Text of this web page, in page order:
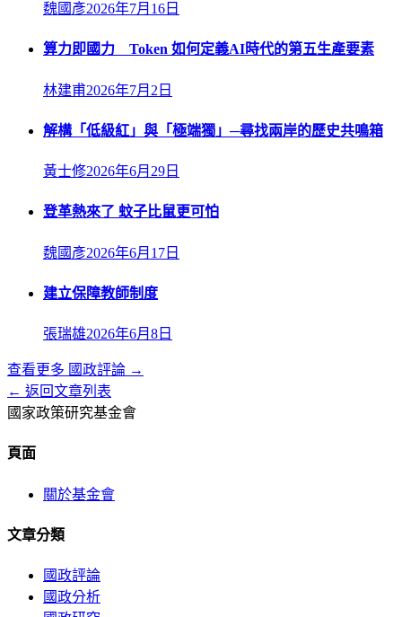
魏國彥2026年7月16日
算力即國力 Token 如何定義AI時代的第五生產要素
林建甫2026年7月2日
解構「低級紅」與「極端獨」─尋找兩岸的歷史共鳴箱
黃士修2026年6月29日
登革熱來了 蚊子比鼠更可怕
魏國彥2026年6月17日
建立保障教師制度
張瑞雄2026年6月8日
查看更多 國政評論 →
← 返回文章列表
國家政策研究基金會
頁面
關於基金會
文章分類
國政評論
國政分析